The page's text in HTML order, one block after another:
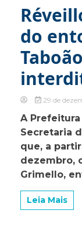
do
29 de
A
Secretaria
que, a
dezembro,
Grimello,
Leia Mais